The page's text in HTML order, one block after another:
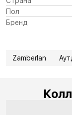
Пол
Бренд
Zamberlan